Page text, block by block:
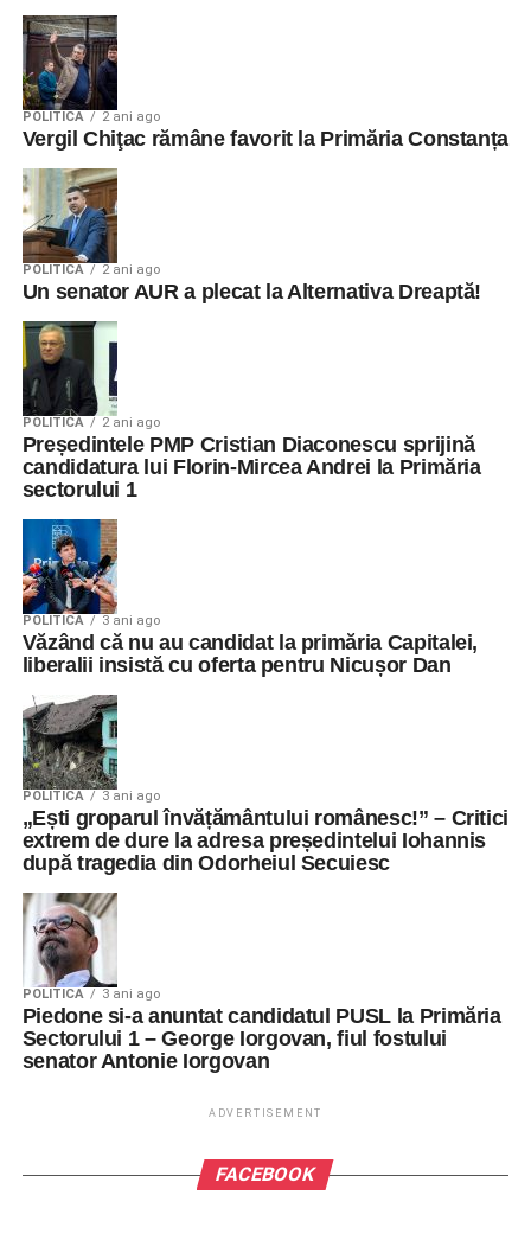
POLITICA 2 ani ago
Vergil Chiţac rămâne favorit la Primăria Constanța
POLITICA 2 ani ago
Un senator AUR a plecat la Alternativa Dreaptă!
POLITICA 2 ani ago
Președintele PMP Cristian Diaconescu sprijină
candidatura lui Florin-Mircea Andrei la Primăria
sectorului 1
POLITICA 3 ani ago
Văzând că nu au candidat la primăria Capitalei,
liberalii insistă cu oferta pentru Nicușor Dan
POLITICA 3 ani ago
„Ești groparul învățământului românesc!” – Critici
extrem de dure la adresa președintelui Iohannis
după tragedia din Odorheiul Secuiesc
POLITICA 3 ani ago
Piedone si-a anuntat candidatul PUSL la Primăria
Sectorului 1 – George Iorgovan, fiul fostului
senator Antonie Iorgovan
ADVERTISEMENT
FACEBOOK